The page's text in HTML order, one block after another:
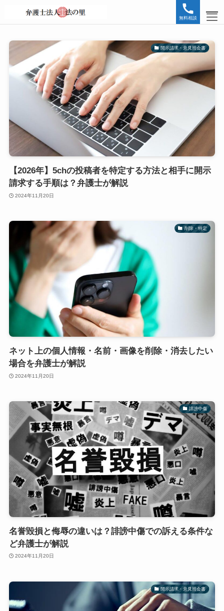
HOME
無料相談お問い合わせ
SNS誹謗中傷
インターネット
内容証明
削除・特定
誹謗中傷
無料相談
開示請求・意見照会書
【2026年】5chの投稿者を特定する方法と相手に開示
請求する手順は？弁護士が解説
2024年11月20日
削除・特定
ネット上の個人情報・名前・画像を削除・消去したい
場合を弁護士が解説
2024年11月20日
誹謗中傷
名誉毀損と侮辱の違いは？誹謗中傷での訴える条件な
ど弁護士が解説
2024年11月20日
開示請求・意見照会書